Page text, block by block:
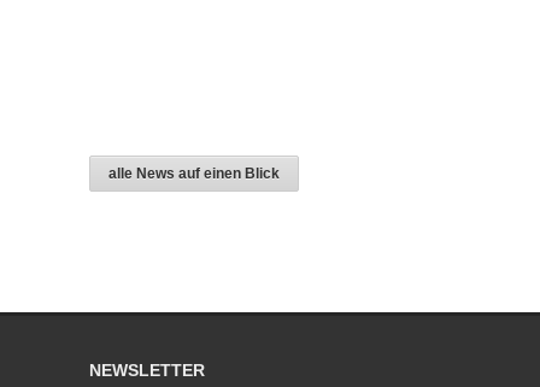
alle News auf einen Blick
NEWSLETTER